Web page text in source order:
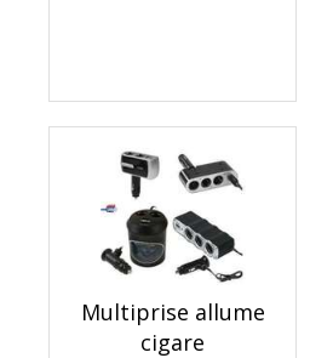
Multiprise allume
cigare